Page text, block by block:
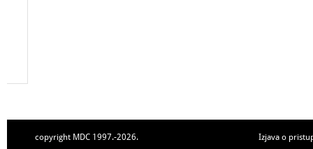
copyright MDC 1997.-2026. Izjava o